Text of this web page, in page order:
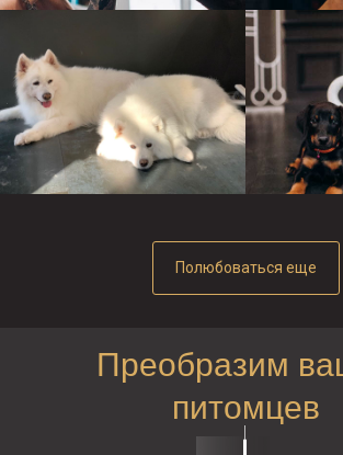
Полюбоваться еще
Преобразим
питомцев